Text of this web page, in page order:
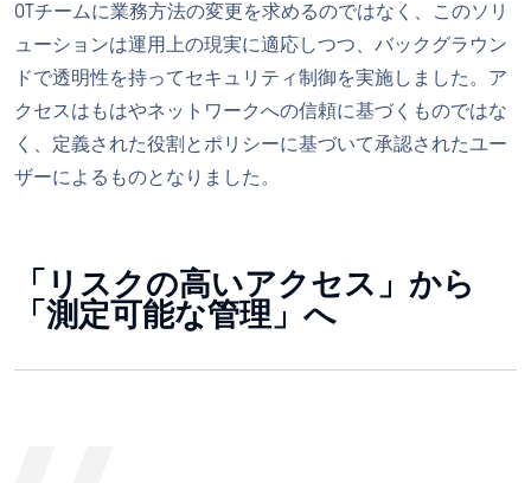
OTチームに業務方法の変更を求めるのではなく、このソリ
ューションは運用上の現実に適応しつつ、バックグラウン
ドで透明性を持ってセキュリティ制御を実施しました。ア
クセスはもはやネットワークへの信頼に基づくものではな
く、定義された役割とポリシーに基づいて承認されたユー
ザーによるものとなりました。
「リスクの高いアクセス」から
「測定可能な管理」へ